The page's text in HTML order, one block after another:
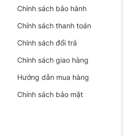
Chính sách bảo hành
Chính sách thanh toán
Chính sách đổi trả
Chính sách giao hàng
Hướng dẫn mua hàng
Chính sách bảo mật